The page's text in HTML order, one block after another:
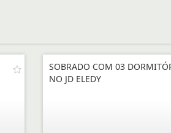
SOBRADO COM 03
NO JD ELEDY